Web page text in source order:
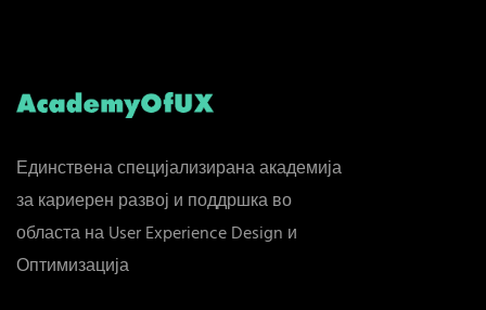
Единствена специјализирана академија
за кариерен развој и поддршка во
областа на User Experience Design и
Оптимизација